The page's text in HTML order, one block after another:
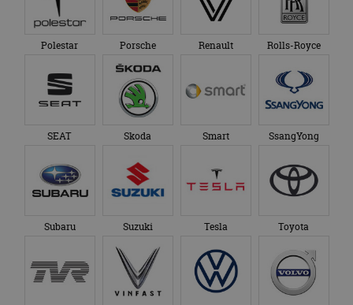
Polestar Porsche Renault Rolls-Royce
SEAT Skoda Smart SsangYong
Subaru Suzuki Tesla Toyota